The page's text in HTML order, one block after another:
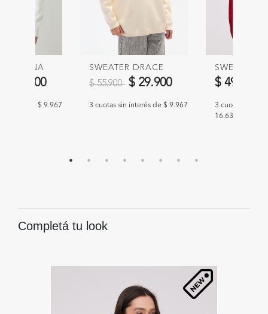
ELOUNA
de
$ 29.900
interés de $ 9.967
SWEATER DRACE
Precio reducido de
$ 55.900 a$ 29.900
3 cuotas sin interés de $ 9.967
SWEATER
$ 49.900
3 cuotas sin
16.633
Completá tu look